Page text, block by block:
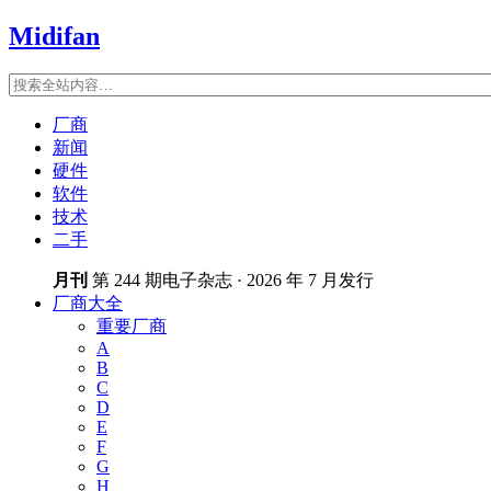
Midifan
厂商
新闻
硬件
软件
技术
二手
月刊 第 244 期电子杂志 · 2026 年 7 月发行
厂商大全
重要厂商
A
B
C
D
E
F
G
H